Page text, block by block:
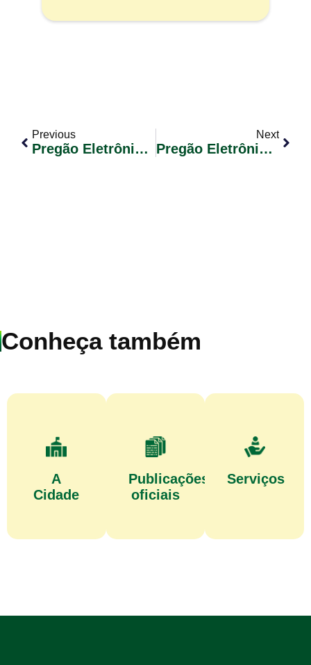
Previous
Pregão Eletrônico Nº 038/2017
Next
Pregão Eletrônico Nº 040/2017
Conheça também
A
Cidade
Publicações
oficiais
Serviços